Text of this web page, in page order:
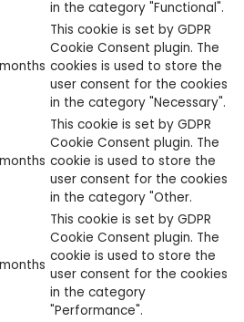
in the category "Functional".
months
This cookie is set by GDPR
Cookie Consent plugin. The
cookies is used to store the
user consent for the cookies
in the category "Necessary".
months
This cookie is set by GDPR
Cookie Consent plugin. The
cookie is used to store the
user consent for the cookies
in the category "Other.
months
This cookie is set by GDPR
Cookie Consent plugin. The
cookie is used to store the
user consent for the cookies
in the category
"Performance".